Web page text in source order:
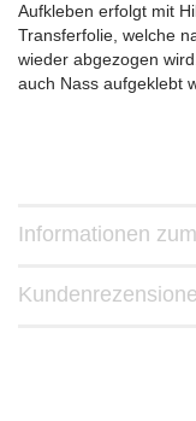
Aufkleben erfolgt mit
Transferfolie, welche
wieder abgezogen
auch Nass aufgeklebt
Informationen